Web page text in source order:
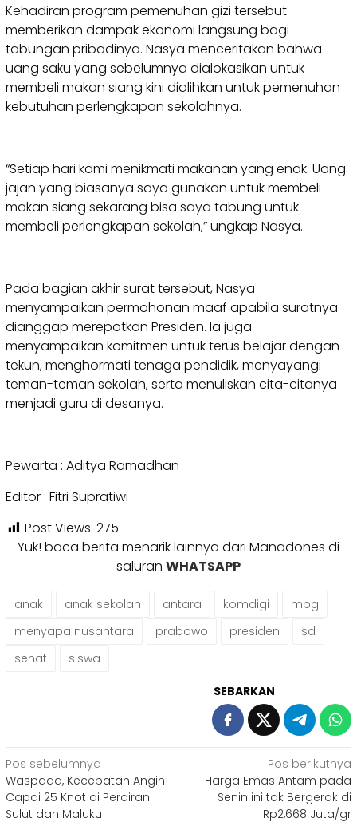
Kehadiran program pemenuhan gizi tersebut
memberikan dampak ekonomi langsung bagi
tabungan pribadinya. Nasya menceritakan bahwa
uang saku yang sebelumnya dialokasikan untuk
membeli makan siang kini dialihkan untuk pemenuhan
kebutuhan perlengkapan sekolahnya.
“Setiap hari kami menikmati makanan yang enak. Uang
jajan yang biasanya saya gunakan untuk membeli
makan siang sekarang bisa saya tabung untuk
membeli perlengkapan sekolah,” ungkap Nasya.
Pada bagian akhir surat tersebut, Nasya
menyampaikan permohonan maaf apabila suratnya
dianggap merepotkan Presiden. Ia juga
menyampaikan komitmen untuk terus belajar dengan
tekun, menghormati tenaga pendidik, menyayangi
teman-teman sekolah, serta menuliskan cita-citanya
menjadi guru di desanya.
Pewarta : Aditya Ramadhan
Editor : Fitri Supratiwi
Post Views: 275
Yuk! baca berita menarik lainnya dari Manadones di
saluran WHATSAPP
anak anak sekolah antara komdigi
mbg
menyapa nusantara
prabowo presiden
sd
sehat
siswa
SEBARKAN
Navigasi
pos
Pos sebelumnya
Waspada, Kecepatan Angin
Capai 25 Knot di Perairan
Sulut dan Maluku
Pos berikutnya
Harga Emas Antam pada
Senin ini tak Bergerak di
Rp2,668 Juta/gr